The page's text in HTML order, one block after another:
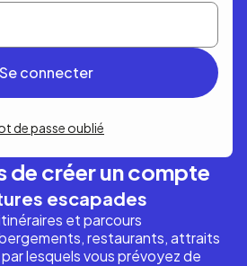
de passe oublié
de créer un compte
escapades
et parcours
restaurants, attraits
lesquels vous prévoyez de